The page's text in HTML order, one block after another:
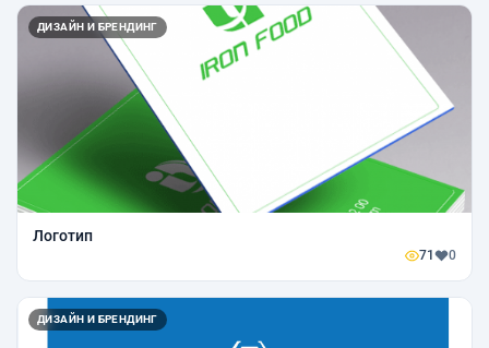
ДИЗАЙН И БРЕНДИНГ
Логотип
71 0
ДИЗАЙН И БРЕНДИНГ